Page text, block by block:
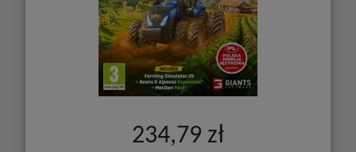
234,79 zł